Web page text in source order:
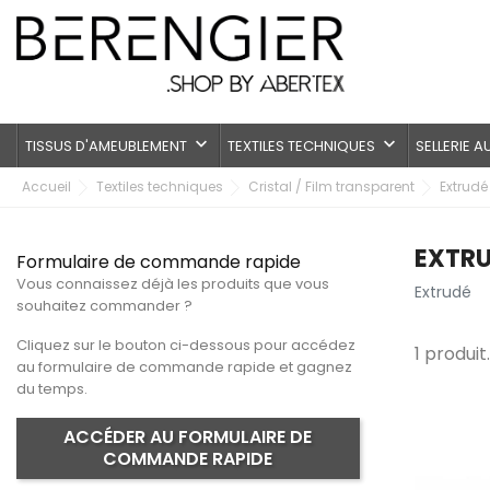
TISSUS D'AMEUBLEMENT keyboard_arrow_down TEXTILES TECHNIQUES keyboard_arrow_down SELLERIE
Accueil Textiles techniques Cristal / Film transparent Extrudé
Formulaire de commande rapide
Vous connaissez déjà les produits que vous
souhaitez commander ?
Cliquez sur le bouton ci-dessous pour accédez
au formulaire de commande rapide et gagnez
du temps.
ACCÉDER AU FORMULAIRE DE
COMMANDE RAPIDE
Extrudé
1 produit.